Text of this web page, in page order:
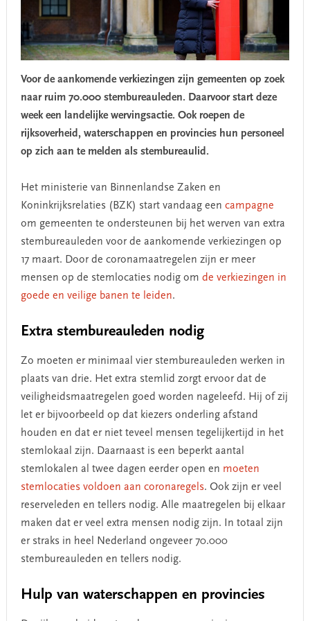
Voor de aankomende verkiezingen zijn gemeenten op zoek
naar ruim 70.000 stembureauleden. Daarvoor start deze
week een landelijke wervingsactie. Ook roepen de
rijksoverheid, waterschappen en provincies hun personeel
op zich aan te melden als stembureaulid.
Het ministerie van Binnenlandse Zaken en
Koninkrijksrelaties (BZK) start vandaag een campagne
om gemeenten te ondersteunen bij het werven van extra
stembureauleden voor de aankomende verkiezingen op
17 maart. Door de coronamaatregelen zijn er meer
mensen op de stemlocaties nodig om de verkiezingen in
goede en veilige banen te leiden.
Extra stembureauleden nodig
Zo moeten er minimaal vier stembureauleden werken in
plaats van drie. Het extra stemlid zorgt ervoor dat de
veiligheidsmaatregelen goed worden nageleefd. Hij of zij
let er bijvoorbeeld op dat kiezers onderling afstand
houden en dat er niet teveel mensen tegelijkertijd in het
stemlokaal zijn. Daarnaast is een beperkt aantal
stemlokalen al twee dagen eerder open en moeten
stemlocaties voldoen aan coronaregels. Ook zijn er veel
reserveleden en tellers nodig. Alle maatregelen bij elkaar
maken dat er veel extra mensen nodig zijn. In totaal zijn
er straks in heel Nederland ongeveer 70.000
stembureauleden en tellers nodig.
Hulp van waterschappen en provincies